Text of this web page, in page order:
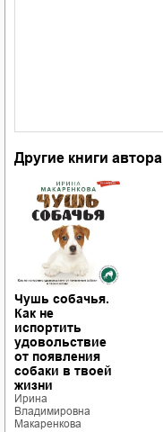
Другие книги автора
Чушь собачья.
Как не
испортить
удовольствие
от появления
собаки в твоей
жизни
Ирина
Владимировна
Макаренкова